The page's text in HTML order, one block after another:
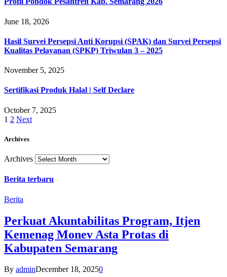
June 18, 2026
Hasil Survei Persepsi Anti Korupsi (SPAK) dan Survei Persepsi
Kualitas Pelayanan (SPKP) Triwulan 3 – 2025
November 5, 2025
Sertifikasi Produk Halal | Self Declare
October 7, 2025
1 2 Next
Archives
Archives
Berita terbaru
Berita
Perkuat Akuntabilitas Program, Itjen
Kemenag Monev Asta Protas di
Kabupaten Semarang
By adminDecember 18, 20250